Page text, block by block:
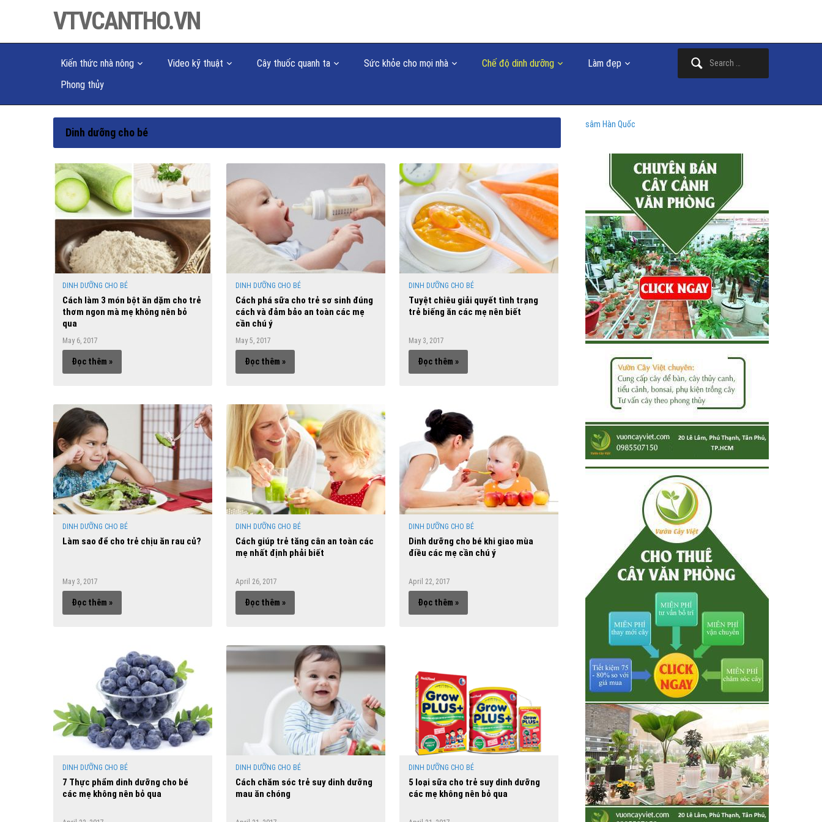
VTVCANTHO.VN
Kiến thức nhà nông Video kỹ thuật Cây thuốc quanh ta Sức khỏe cho mọi nhà Chế độ dinh dưỡng
Làm đẹp
Phong thủy
Dinh dưỡng cho bé
DINH DƯỠNG CHO BÉ
Cách làm 3 món bột ăn dặm cho trẻ
thơm ngon mà mẹ không nên bỏ
qua
May 6, 2017
Đọc thêm »
DINH DƯỠNG CHO BÉ
Cách phá sữa cho trẻ sơ sinh đúng
cách và đảm bảo an toàn các mẹ
cần chú ý
May 5, 2017
Đọc thêm »
DINH DƯỠNG CHO BÉ
Tuyệt chiêu giải quyết tình trạng
trẻ biếng ăn các mẹ nên biết
May 3, 2017
Đọc thêm »
DINH DƯỠNG CHO BÉ
Làm sao để cho trẻ chịu ăn rau củ?
May 3, 2017
Đọc thêm »
DINH DƯỠNG CHO BÉ
Cách giúp trẻ tăng cân an toàn các
mẹ nhất định phải biết
April 26, 2017
Đọc thêm »
DINH DƯỠNG CHO BÉ
Dinh dưỡng cho bé khi giao mùa
điều các mẹ cần chú ý
April 22, 2017
Đọc thêm »
DINH DƯỠNG CHO BÉ
7 Thực phẩm dinh dưỡng cho bé
các mẹ không nên bỏ qua
DINH DƯỠNG CHO BÉ
Cách chăm sóc trẻ suy dinh dưỡng
mau ăn chóng
DINH DƯỠNG CHO BÉ
5 loại sữa cho trẻ suy dinh dưỡng
các mẹ không nên bỏ qua
sâm Hàn Quốc